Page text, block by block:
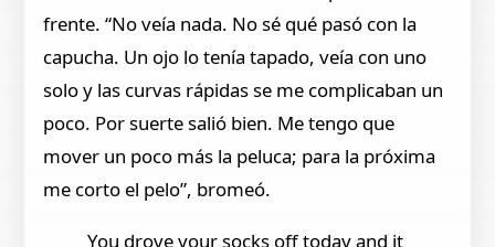
frente. “No veía nada. No sé qué pasó con la
capucha. Un ojo lo tenía tapado, veía con uno
solo y las curvas rápidas se me complicaban un
poco. Por suerte salió bien. Me tengo que
mover un poco más la peluca; para la próxima
me corto el pelo”, bromeó.
You drove your socks off today and it